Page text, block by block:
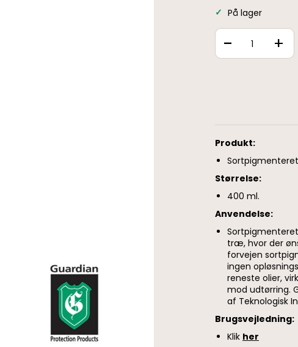
På lager
+
-
Produkt:
Størrelse:
400 ml.
Anvendelse:
træ, hvor der
forvejen
ingen
reneste olier,
mod udtørring.
af Teknologisk
Brugsvejledning:
Klik her